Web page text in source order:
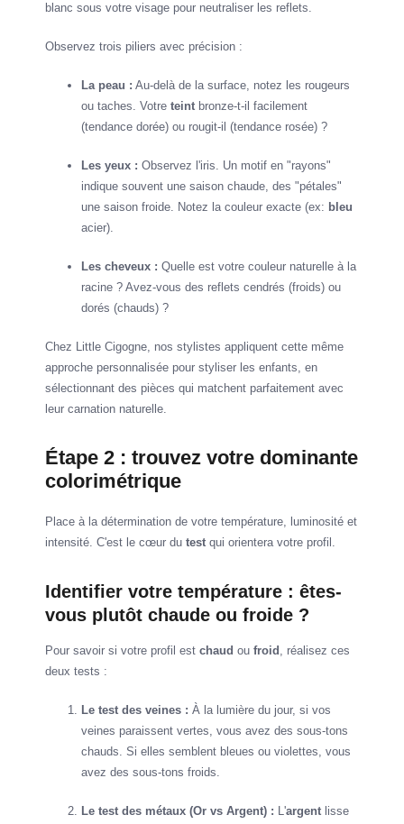
blanc sous votre visage pour neutraliser les reflets.
Observez trois piliers avec précision :
La peau : Au-delà de la surface, notez les rougeurs
ou taches. Votre teint bronze-t-il facilement
(tendance dorée) ou rougit-il (tendance rosée) ?
Les yeux : Observez l'iris. Un motif en "rayons"
indique souvent une saison chaude, des "pétales"
une saison froide. Notez la couleur exacte (ex: bleu
acier).
Les cheveux : Quelle est votre couleur naturelle à la
racine ? Avez-vous des reflets cendrés (froids) ou
dorés (chauds) ?
Chez Little Cigogne, nos stylistes appliquent cette même
approche personnalisée pour styliser les enfants, en
sélectionnant des pièces qui matchent parfaitement avec
leur carnation naturelle.
Étape 2 : trouvez votre dominante
colorimétrique
Place à la détermination de votre température, luminosité et
intensité. C'est le cœur du test qui orientera votre profil.
Identifier votre température : êtes-
vous plutôt chaude ou froide ?
Pour savoir si votre profil est chaud ou froid , réalisez ces
deux tests :
Le test des veines : À la lumière du jour, si vos
veines paraissent vertes, vous avez des sous-tons
chauds. Si elles semblent bleues ou violettes, vous
avez des sous-tons froids.
Le test des métaux (Or vs Argent) : L'argent lisse